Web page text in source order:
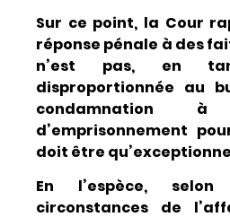
Sur ce point, la Cour
réponse pénale à des
n’est pas, en
disproportionnée au
condamnation
d’emprisonnement
doit être
En l’espèce,
circonstances de